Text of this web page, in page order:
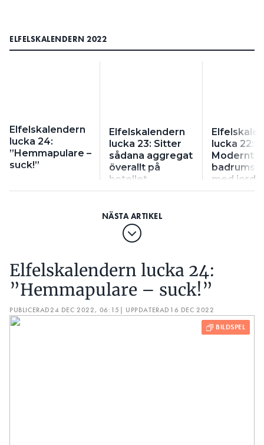
ELFELSKALENDERN 2022
Elfelskalendern
lucka 24:
”Hemmapulare –
suck!”
Elfelskalendern
lucka 23: Sitter
sådana aggregat
överallt på
hotellet
lucka 22:
Modernt
med
på
Elfelskalendern lucka 24:
”Hemmapulare – suck!”
PUBLICERAD24 DEC 2022, 06:15 | UPPDATERAD 16 DEC 2022